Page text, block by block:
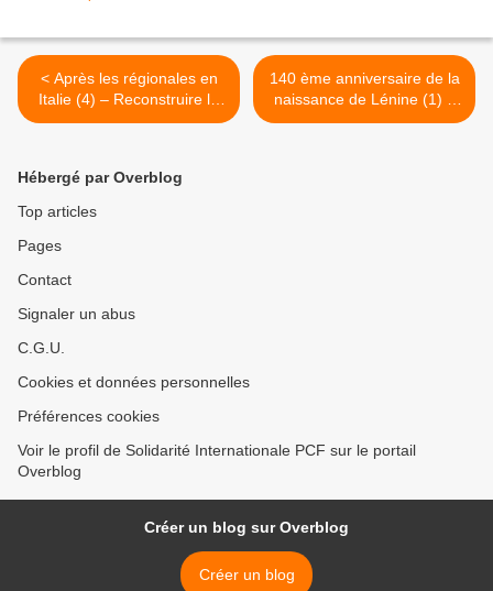
< Après les régionales en
Italie (4) – Reconstruire le
parti communiste italien,
140 ème anniversaire de la
naissance de Lénine (1) –
Avec Lénine, pour Avril,
Hébergé par Overblog
Top articles
Pages
Contact
Signaler un abus
C.G.U.
Cookies et données personnelles
Préférences cookies
Voir le profil de Solidarité Internationale PCF sur le portail
Overblog
Créer un blog sur Overblog
Créer un blog